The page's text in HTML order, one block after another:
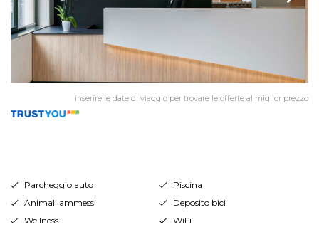
inserire le date di viaggio per trovare le offerte al miglior prezzo
Parcheggio auto
Piscina
Animali ammessi
Deposito bici
Wellness
WiFi